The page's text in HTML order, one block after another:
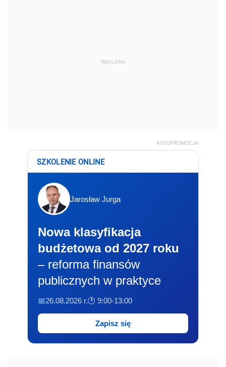
REKLAMA
AUTOPROMOCJA
SZKOLENIE ONLINE
Jarosław Jurga
Nowa klasyfikacja
budżetowa od 2027 roku
– reforma finansów
publicznych w praktyce
📅26.08.2026 r.🕐 9:00-13:00
Zapisz się